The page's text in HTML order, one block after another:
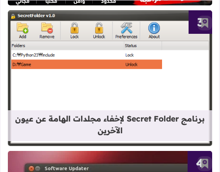
أضف إلى العلامات المرجعية
برنامج Secret Folder لإخفاء مجلدات الهامة عن عيون
الآخرين
أضف إلى العلامات المرجعية